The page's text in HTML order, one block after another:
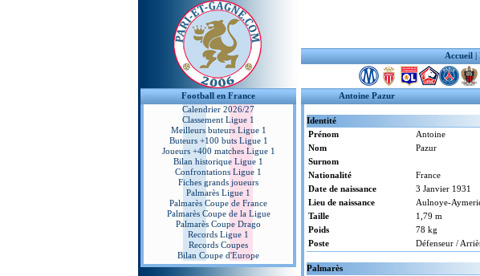
Accueil |
Football en France
Calendrier 2026/27
Classement Ligue 1
Meilleurs buteurs Ligue 1
Buteurs +100 buts Ligue 1
Joueurs +400 matches Ligue 1
Bilan historique Ligue 1
Confrontations Ligue 1
Fiches grands joueurs
Palmarès Ligue 1
Palmarès Coupe de France
Palmarès Coupe de la Ligue
Palmarès Coupe Drago
Records Ligue 1
Records Coupes
Bilan Coupe d'Europe
Antoine Pazur
Identité
Prénom
Antoine
Nom
Pazur
Surnom
Nationalité
France
Date de naissance
3 Janvier 1931
Lieu de naissance
Aulnoye-
Taille
1,79 m
Poids
78 kg
Poste
Défenseur /
Palmarès